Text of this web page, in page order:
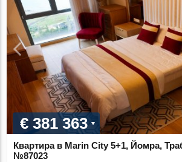
€ 381 363
Квартира в Marin City 5+1, Йомра,
№87023